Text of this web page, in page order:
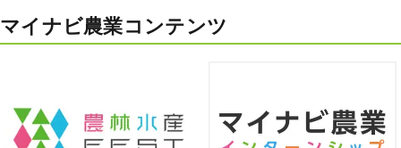
マイナビ農業コンテンツ